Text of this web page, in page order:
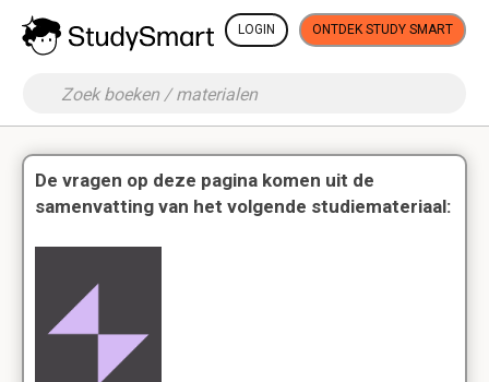
LOGIN ONTDEK STUDY SMART
De vragen op deze pagina komen uit de
samenvatting van het volgende studiemateriaal: